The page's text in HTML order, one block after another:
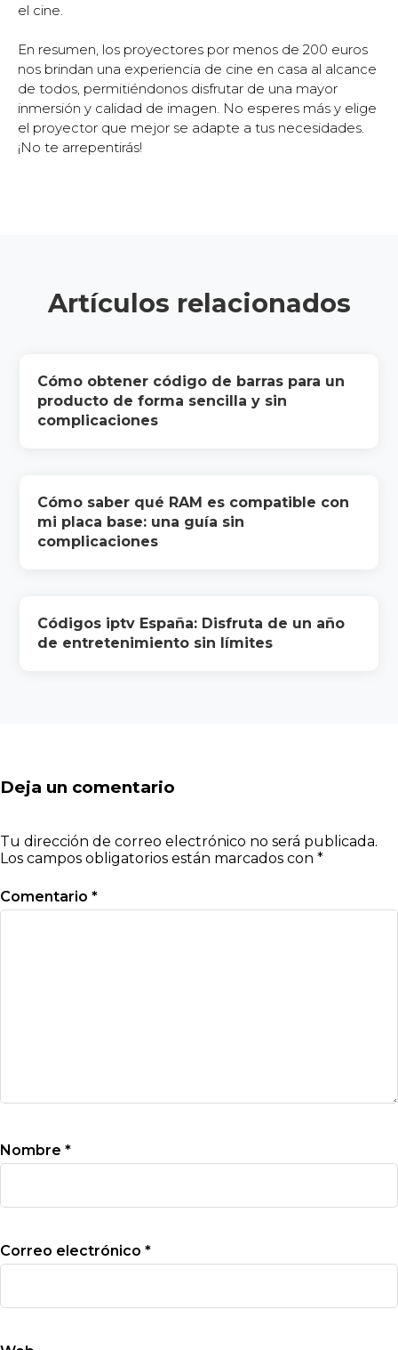
el cine.
En resumen, los proyectores por menos de 200 euros
nos brindan una experiencia de cine en casa al alcance
de todos, permitiéndonos disfrutar de una mayor
inmersión y calidad de imagen. No esperes más y elige
el proyector que mejor se adapte a tus necesidades.
¡No te arrepentirás!
Artículos relacionados
Cómo obtener código de barras para un
producto de forma sencilla y sin
complicaciones
Cómo saber qué RAM es compatible con
mi placa base: una guía sin
complicaciones
Códigos iptv España: Disfruta de un año
de entretenimiento sin límites
Deja un comentario
Tu dirección de correo electrónico no será publicada.
Los campos obligatorios están marcados con *
Comentario *
Nombre *
Correo electrónico *